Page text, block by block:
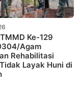
Ke-129
Agam
Rehabilitasi
Layak Huni di